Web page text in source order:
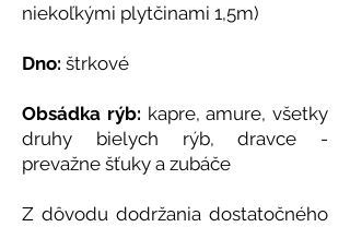
niekoľkými plytčinami 1,5m)
Dno: štrkové
Obsádka rýb: kapre, amure, všetky
druhy bielych rýb, dravce -
prevažne šťuky a zubáče
Z dôvodu dodržania dostatočného